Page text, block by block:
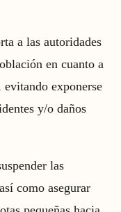
a las autoridades
en cuanto a
exponerse
y/o daños
las
como asegurar